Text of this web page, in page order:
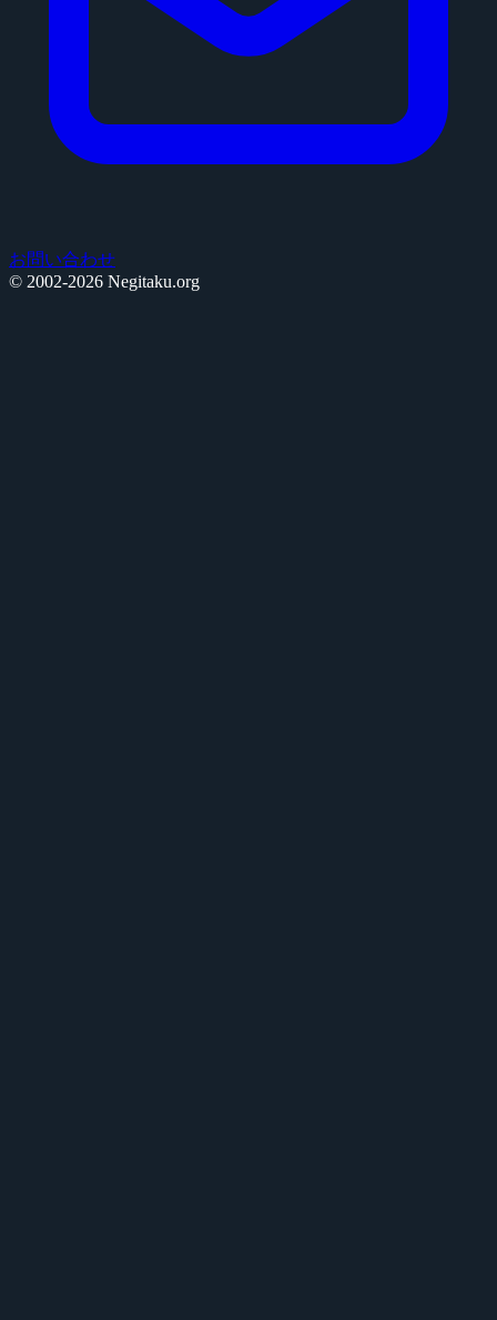
お問い合わせ
© 2002-2026 Negitaku.org